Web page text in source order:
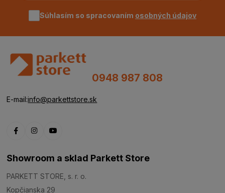
Súhlasím so spracovaním osobných údajov
0948 987 808
E-mail:info@parkettstore.sk
Showroom a sklad Parkett Store
PARKETT STORE, s. r. o.
Kopčianska 29